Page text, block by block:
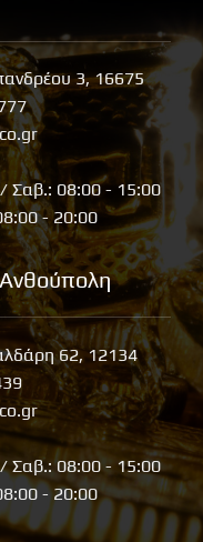
3, 16675
/ Σαβ.: 08:00 - 15:00
- 20:00
62, 12134
/ Σαβ.: 08:00 - 15:00
- 20:00